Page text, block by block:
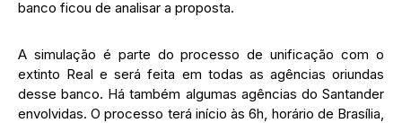
banco ficou de analisar a proposta.
A simulação é parte do processo de unificação com o
extinto Real e será feita em todas as agências oriundas
desse banco. Há também algumas agências do Santander
envolvidas. O processo terá início às 6h, horário de Brasília,